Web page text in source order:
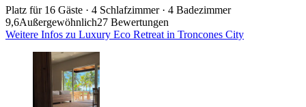
Platz für 16 Gäste · 4 Schlafzimmer · 4 Badezimmer
9,6Außergewöhnlich27 Bewertungen
Weitere Infos zu Luxury Eco Retreat in Troncones City